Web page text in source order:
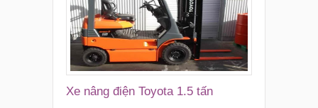
Xe nâng điện Toyota 1.5 tấn